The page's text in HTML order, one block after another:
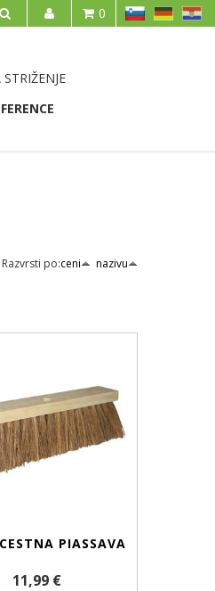
SL HR
0
Razvrsti po:ceni nazivu
PIASSAVA
11,99 €